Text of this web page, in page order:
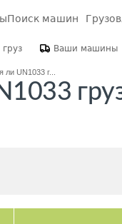
Поиск машин
Ваши машины
ли UN1033 г...